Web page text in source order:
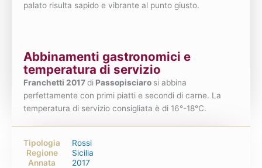
palato risulta sapido e vibrante al punto giusto.
Abbinamenti gastronomici e
temperatura di servizio
Franchetti 2017di Passopisciaro si abbina
perfettamente con primi piatti e secondi di carne. La
temperatura di servizio consigliata è di 16°-18°C.
Tipologia
Rossi
Regione
Sicilia
Annata
2017